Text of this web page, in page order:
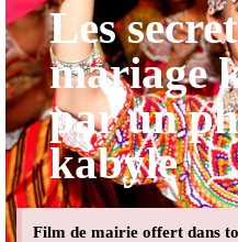
Les
mariage
par un
kabyle
Film de mairie offert dans